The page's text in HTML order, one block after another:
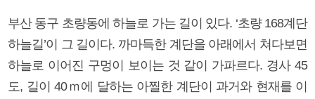
부산 동구 초량동에 하늘로 가는 길이 있다. ‘초량 168계단
하늘길’이 그 길이다. 까마득한 계단을 아래에서 쳐다보면
하늘로 이어진 구멍이 보이는 것 같이 가파르다. 경사 45
도, 길이 40ｍ에 달하는 아찔한 계단이 과거와 현재를 이